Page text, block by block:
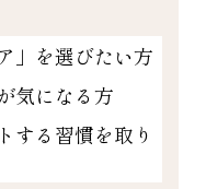
」を選びたい方
気になる方
する習慣を取り